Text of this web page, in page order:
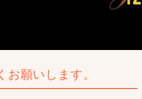
願いします。